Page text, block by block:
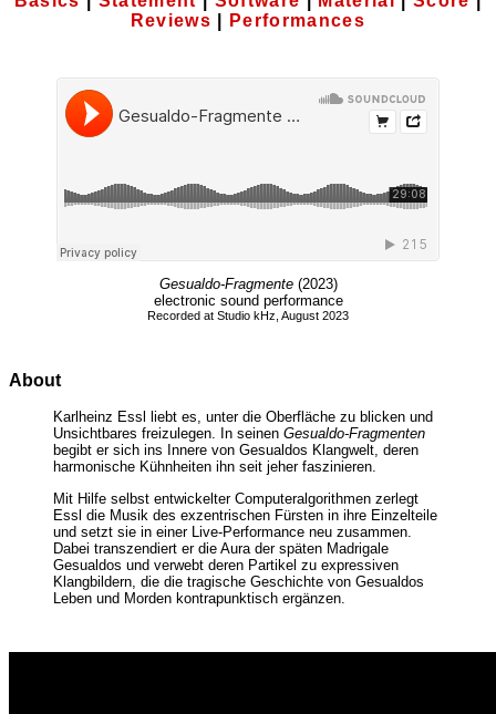
Reviews
Performances
Gesualdo-Fragmente(2023)
electronic sound performance
Recorded at Studio kHz, August 2023
About
Karlheinz Essl liebt es, unter die Oberfläche zu blicken und
Unsichtbares freizulegen. In seinen Gesualdo-Fragmenten
begibt er sich ins Innere von Gesualdos Klangwelt, deren
harmonische Kühnheiten ihn seit jeher faszinieren.
Mit Hilfe selbst entwickelter Computeralgorithmen zerlegt
Essl die Musik des exzentrischen Fürsten in ihre Einzelteile
und setzt sie in einer Live-Performance neu zusammen.
Dabei transzendiert er die Aura der späten Madrigale
Gesualdos und verwebt deren Partikel zu expressiven
Klangbildern, die die tragische Geschichte von Gesualdos
Leben und Morden kontrapunktisch ergänzen.